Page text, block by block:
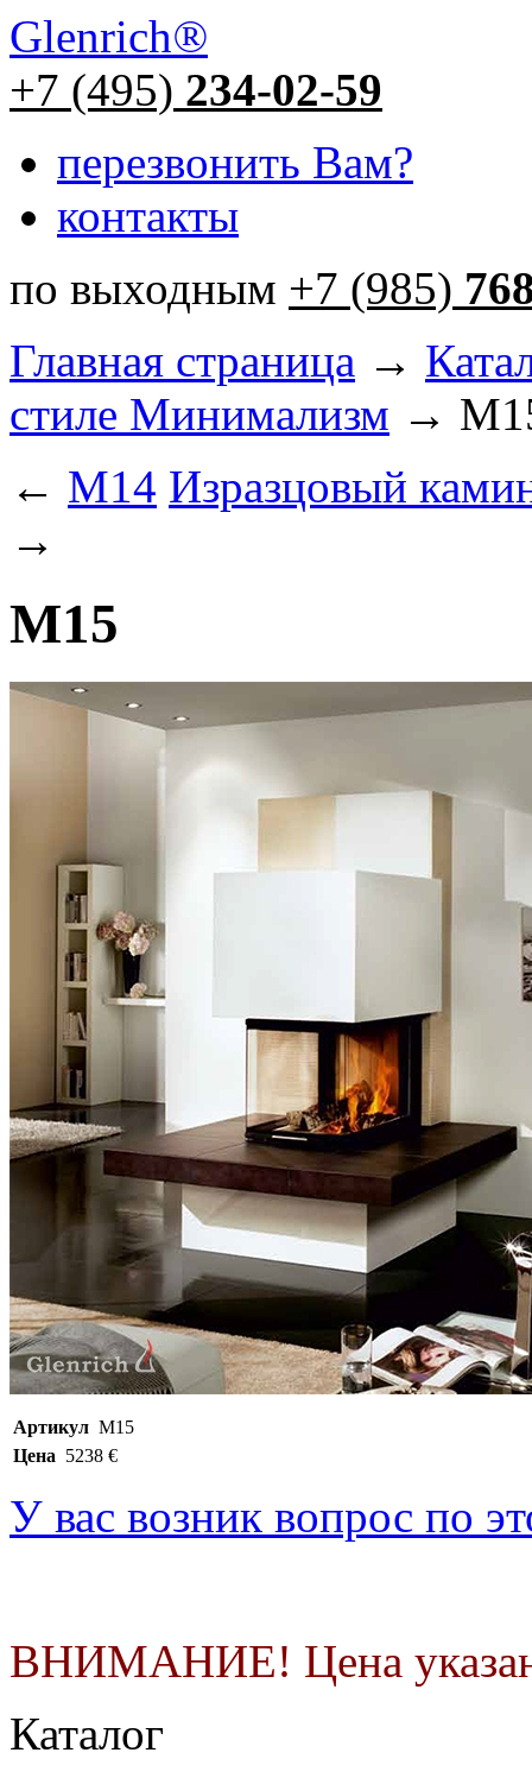
Glenrich®
+7 (495) 234-02-59
перезвонить Вам?
контакты
по выходным +7 (985)
Главная страница →
стиле Минимализм →
← М14 Изразцовый
→
М15
Артикул М15
Цена 5238 €
У вас возник вопрос по
ВНИМАНИЕ! Цена
Каталог